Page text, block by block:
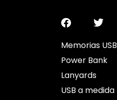
Memorias USB
Power Bank
Lanyards
USB a medida